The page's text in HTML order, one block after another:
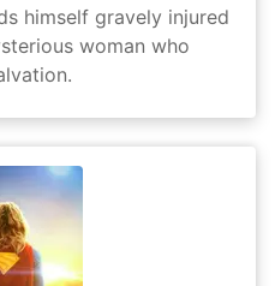
himself gravely injured
woman who